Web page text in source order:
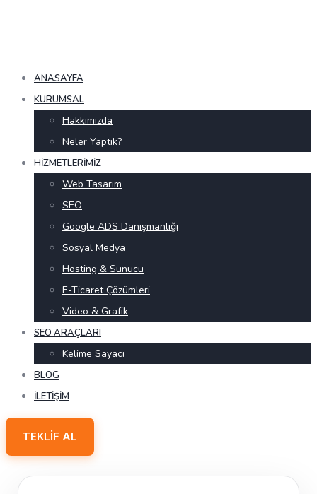
ANASAYFA
KURUMSAL
Hakkımızda
Neler Yaptık?
HIZMETLERIMIZ
Web Tasarım
SEO
Google ADS Danışmanlığı
Sosyal Medya
Hosting & Sunucu
E-Ticaret Çözümleri
Video & Grafik
SEO ARAÇLARI
Kelime Sayacı
BLOG
İLETIŞIM
TEKLIF AL